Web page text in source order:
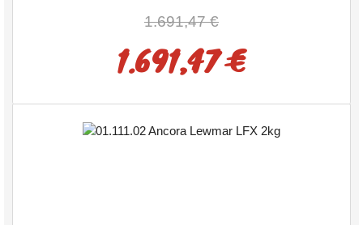
1.691,47 €
1.691,47 €